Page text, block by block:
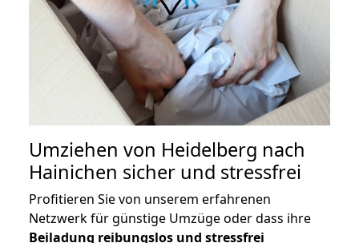
Umziehen von Heidelberg nach
Hainichen sicher und stressfrei
Profitieren Sie von unserem erfahrenen
Netzwerk für günstige Umzüge oder dass ihre
Beiladung reibungslos und stressfrei